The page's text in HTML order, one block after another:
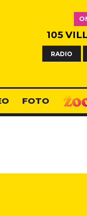
105
RADIO
FOTO